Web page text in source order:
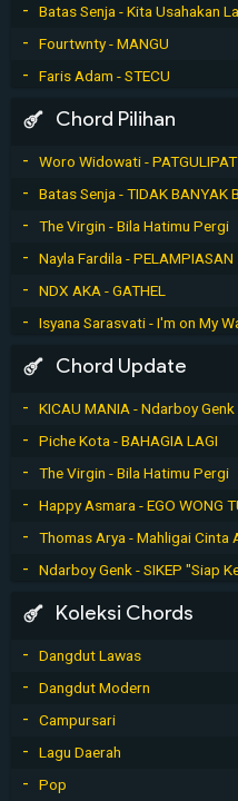
Batas Senja - Kita Usahakan
Fourtwnty - MANGU
Faris Adam - STECU
Chord Pilihan
Woro Widowati - PATGULIPAT
Batas Senja - TIDAK BANYAK
The Virgin - Bila Hatimu Pergi
Nayla Fardila -
NDX AKA - GATHEL
Isyana Sarasvati - I'm on My
Chord Update
KICAU MANIA - Ndarboy
Piche Kota - BAHAGIA LAGI
The Virgin - Bila Hatimu Pergi
Happy Asmara - EGO WONG
Thomas Arya - Mahligai Cinta
Ndarboy Genk - SIKEP "Siap
Koleksi Chords
Dangdut Lawas
Dangdut Modern
Campursari
Lagu Daerah
Pop